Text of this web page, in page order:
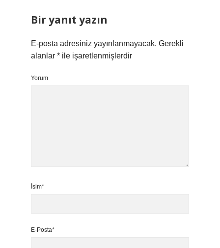
Bir yanıt yazın
E-posta adresiniz yayınlanmayacak. Gerekli
alanlar * ile işaretlenmişlerdir
Yorum
İsim*
E-Posta*